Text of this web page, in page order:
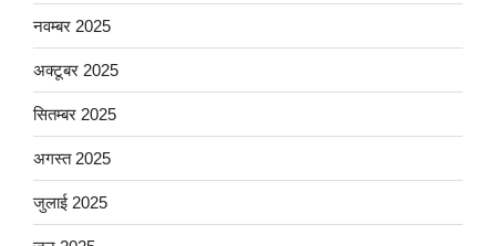
नवम्बर 2025
अक्टूबर 2025
सितम्बर 2025
अगस्त 2025
जुलाई 2025